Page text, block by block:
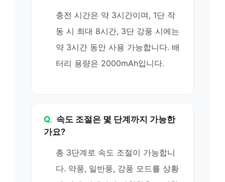
충전 시간은 약 3시간이며, 1단 작
동 시 최대 8시간, 3단 강풍 시에는
약 3시간 동안 사용 가능합니다. 배
터리 용량은 2000mAh입니다.
Q. 속도 조절은 몇 단계까지 가능한
가요?
총 3단계로 속도 조절이 가능합니
다. 약풍, 일반풍, 강풍 모드를 상황